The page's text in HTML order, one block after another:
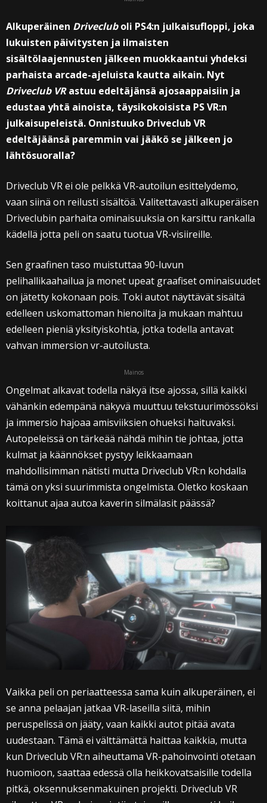
Alkuperäinen Drivecluboli PS4:n julkaisufloppi, joka
lukuisten päivitysten ja ilmaisten
sisältölaajennusten jälkeen muokkaantui yhdeksi
parhaista arcade-ajeluista kautta aikain. Nyt
Driveclub VRastuu edeltäjänsä ajosaappaisiin ja
edustaa yhtä ainoista, täysikokoisista PS VR:n
julkaisupeleistä. Onnistuuko Driveclub VR
edeltäjäänsä paremmin vai jääkö se jälkeen jo
lähtösuoralla?
Driveclub VR ei ole pelkkä VR-autoilun esittelydemo,
vaan siinä on reilusti sisältöä. Valitettavasti alkuperäisen
Driveclubin parhaita ominaisuuksia on karsittu rankalla
kädellä jotta peli on saatu tuotua VR-visiireille.
Sen graafinen taso muistuttaa 90-luvun
pelihallikaahailua ja monet upeat graafiset ominaisuudet
on jätetty kokonaan pois. Toki autot näyttävät sisältä
edelleen uskomattoman hienoilta ja mukaan mahtuu
edelleen pieniä yksityiskohtia, jotka todella antavat
vahvan immersion vr-autoilusta.
Mainos
Ongelmat alkavat todella näkyä itse ajossa, sillä kaikki
vähänkin edempänä näkyvä muuttuu tekstuurimössöksi
ja immersio hajoaa amisviiksien ohueksi haituvaksi.
Autopeleissä on tärkeää nähdä mihin tie johtaa, jotta
kulmat ja käännökset pystyy leikkaamaan
mahdollisimman nätisti mutta Driveclub VR:n kohdalla
tämä on yksi suurimmista ongelmista. Oletko koskaan
koittanut ajaa autoa kaverin silmälasit päässä?
Vaikka peli on periaatteessa sama kuin alkuperäinen, ei
se anna pelaajan jatkaa VR-laseilla siitä, mihin
peruspelissä on jääty, vaan kaikki autot pitää avata
uudestaan. Tämä ei välttämättä haittaa kaikkia, mutta
kun Driveclub VR:n aiheuttama VR-pahoinvointi otetaan
huomioon, saattaa edessä olla heikkovatsaisille todella
pitkä, oksennuksenmakuinen projekti. Driveclub VR